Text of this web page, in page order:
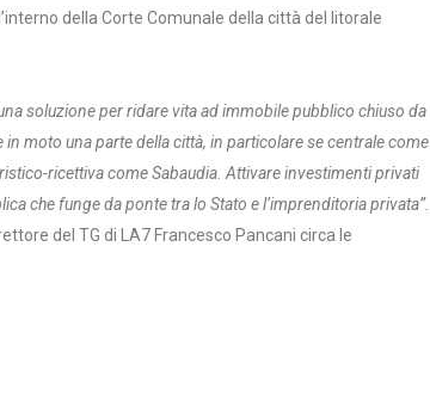
della Corte Comunale della città del litorale
soluzione per ridare vita ad immobile pubblico chiuso da
moto una parte della città, in particolare se centrale come
ricettiva come Sabaudia. Attivare investimenti privati
che funge da ponte tra lo Stato e l’imprenditoria privata”.
del TG di LA7 Francesco Pancani circa le